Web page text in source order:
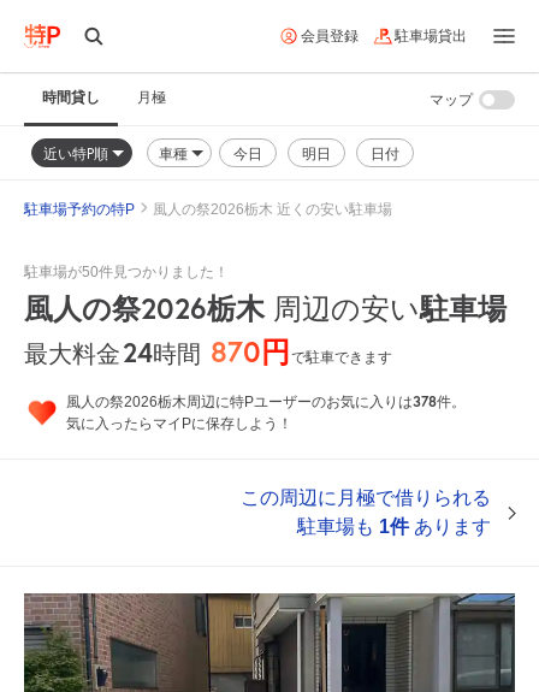
会員登録 駐車場貸出
時間貸し 月極
近い特P順 車種 今日 明日 日付
マップ
駐車場予約の特P 風人の祭2026栃木 近くの安い駐車場
駐車場が50件見つかりました！
風人の祭2026栃木周辺の安い駐車場
最大料金24時間 870円で駐車できます
風人の祭2026栃木周辺に特Pユーザーのお気に入りは378件。
気に入ったらマイPに保存しよう！
この周辺に月極で借りられる
駐車場も 1件あります